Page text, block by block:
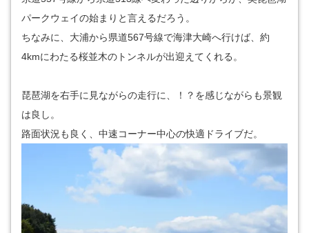
パークウェイの始まりと言えるだろう。
ちなみに、大浦から県道567号線で海津大崎へ行けば、約
4kmにわたる桜並木のトンネルが出迎えてくれる。
琵琶湖を右手に見ながらの走行に、！？を感じながらも景観
は良し。
路面状況も良く、中速コーナー中心の快適ドライブだ。